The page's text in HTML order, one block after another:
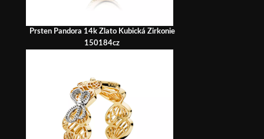
Prsten Pandora 14k Zlato Kubická Zirkonie
150184cz